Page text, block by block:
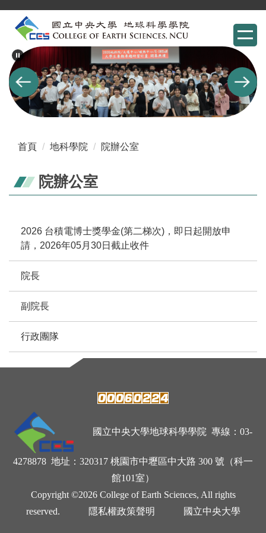
主
要
內
容
區
首頁 地科學院 院辦公室
院辦公室
2026 台積電博士獎學金(第二梯次)，即日起開放申
請，2026年05月30日截止收件
院長
副院長
行政團隊
國立中央大學地球科學學院 專線：03-
4278878 地址：320317 桃園市中壢區中大路 300 號（科一
館101室）
Copyright ©2026 College of Earth Sciences, All rights
reserved.
隱私權政策聲明 國立中央大學